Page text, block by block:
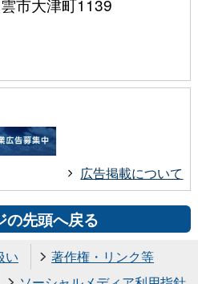
市大津町1139
広告掲載について
の先頭へ戻る
い
著作権・リンク等